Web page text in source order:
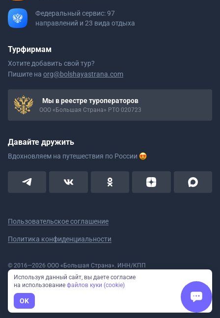
Федеральный сервис: 97
направлений и 23 вида отдыха
Турфирмам
Хотите добавить свой тур?
Пишите на org@bolshayastrana.com
Мы в реестре туроператоров
ООО «Большая Страна» РТО 020723
Давайте дружить
Вдохновляем на путешествия по России
Пользовательское соглашение
Политика конфиденциальности
© 2016—2026 ООО «Большая Страна». ИНН/КПП
5908078160/590801001 ОГРН 1185958020533
Номер в реестре Роскомнадзора № 59-18-006319 (Приказ № 321 от
11.10.2018)
Полное или частичное копирование изображений и текстов возможно
только с указанием активной ссылки на сайт Большая Страна.
Используя данный сайт, вы даете согласие
на использование файлов куки (cookie)
OK